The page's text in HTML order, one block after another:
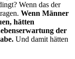
Wenn das der
Wenn Männer
hätten
der
Und damit hätten